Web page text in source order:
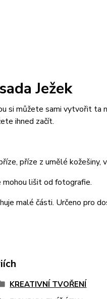
Ježek
si můžete sami vytvořit ta
ihned začít.
příze z umělé kožešiny,
mohou lišit od fotografie.
malé části. Určeno pro
KREATIVNÍ TVOŘENÍ